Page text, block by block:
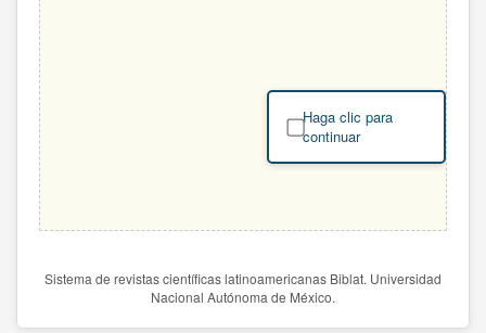
Haga clic para
continuar
Sistema de revistas científicas latinoamericanas Biblat. Universidad
Nacional Autónoma de México.